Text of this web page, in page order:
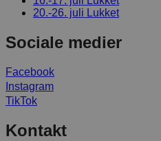
20.-26. juli Lukket
Sociale medier
Facebook
Instagram
TikTok
Kontakt